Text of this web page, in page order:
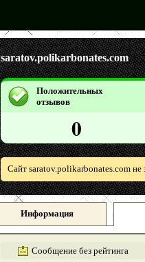
saratov.polikarbonates.com
Положительных
отзывов
0
Сайт saratov.polikarbonates.com не
Информация
Сообщение без рейтинга